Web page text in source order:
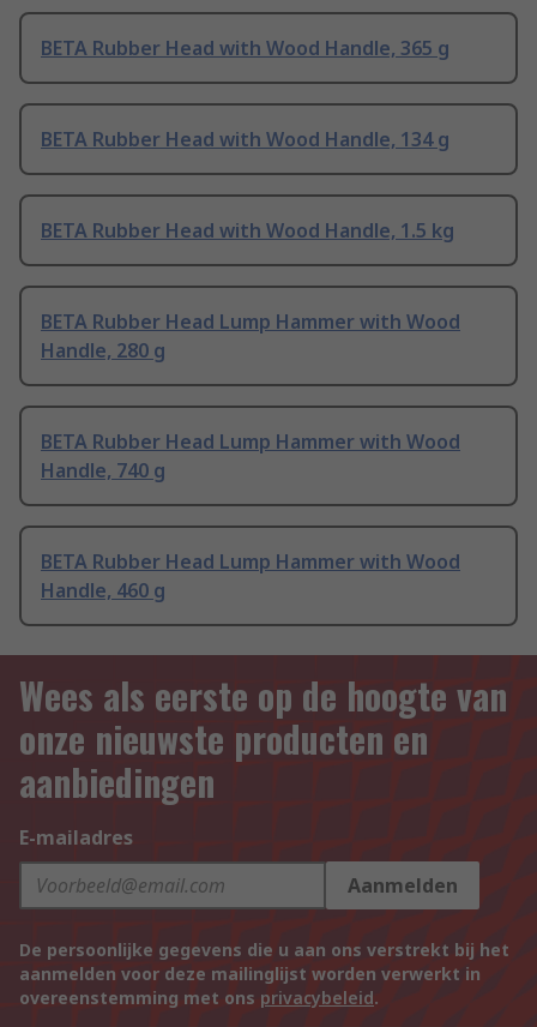
BETA Rubber Head with Wood Handle, 365 g
BETA Rubber Head with Wood Handle, 134 g
BETA Rubber Head with Wood Handle, 1.5 kg
BETA Rubber Head Lump Hammer with Wood
Handle, 280 g
BETA Rubber Head Lump Hammer with Wood
Handle, 740 g
BETA Rubber Head Lump Hammer with Wood
Handle, 460 g
Wees als eerste op de hoogte van
onze nieuwste producten en
aanbiedingen
E-mailadres
Aanmelden
De persoonlijke gegevens die u aan ons verstrekt bij het
aanmelden voor deze mailinglijst worden verwerkt in
overeenstemming met ons privacybeleid.